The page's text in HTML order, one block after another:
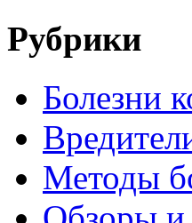
Рубрики
Болезни
Методы